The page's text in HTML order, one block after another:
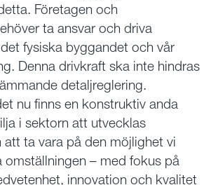
Företagen och
ta ansvar och driva
fysiska byggandet och vår
Denna drivkraft ska inte hindras
detaljreglering.
nu finns en konstruktiv anda
i sektorn att utvecklas
ta vara på den möjlighet vi
– med fokus på
innovation och kvalitet